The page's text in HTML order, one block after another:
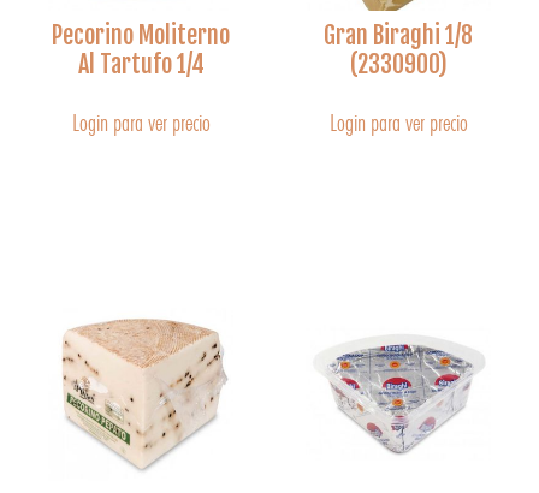
Pecorino Moliterno
Al Tartufo 1/4
Login para ver precio
Gran Biraghi 1/8
(2330900)
Login para ver precio